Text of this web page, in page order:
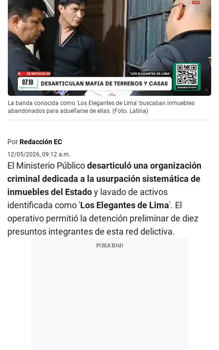
La banda conocida como 'Los Elegantes de Lima' buscaban inmuebles
abandonados para adueñarse de ellas. (Foto. Latina)
PorRedacción EC
12/05/2026, 09:12 a.m.
El Ministerio Públicodesarticuló una organización
criminal dedicada a la usurpación sistemática de
inmuebles del Estadoy lavado de activos
identificada como 'Los Elegantes de Lima'. El
operativo permitió la detención preliminar de diez
presuntos integrantes de esta red delictiva.